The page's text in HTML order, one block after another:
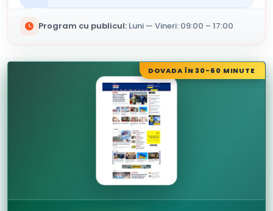
Program cu publicul: Luni — Vineri: 09:00 – 17:00
DOVADA ÎN 30-60 MINUTE